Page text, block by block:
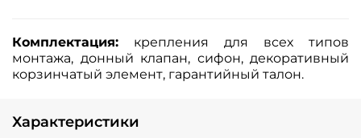
Комплектация: крепления для всех типов
монтажа, донный клапан, сифон, декоративный
корзинчатый элемент, гарантийный талон.
Характеристики